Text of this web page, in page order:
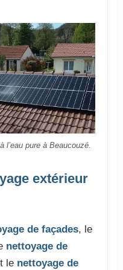
l’eau pure à Beaucouzé.
extérieur
de façades, le
nettoyage de
le nettoyage de